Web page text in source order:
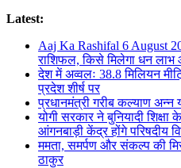
Latest:
Aaj Ka Rashifal 6 August
राशिफल, किसे मिलेगा धन लाभ
देश में अव्वलः 38.8 मिलियन
प्रदेश शीर्ष पर
प्रधानमंत्री गरीब कल्याण अन्न
योगी सरकार ने बुनियादी
आंगनबाड़ी केंद्र होंगे परिषदीय
ममता, समर्पण और संकल्प की
ठाकुर